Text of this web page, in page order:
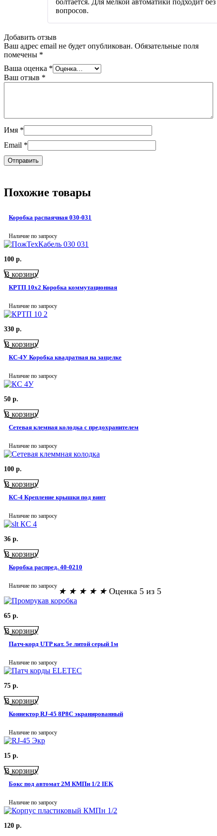
болтается. Для мелкой автоматики подходит без
вопросов.
Добавить отзыв
Ваш адрес email не будет опубликован. Обязательные поля
помечены *
Ваша оценка *
Ваш отзыв *
Имя *
Email *
Похожие товары
Коробка распаячная 030-031
Наличие по запросу
100 р.
В корзину
КРТП 10х2 Коробка коммутационная
Наличие по запросу
330 р.
В корзину
КС-4У Коробка квадратная на защелке
Наличие по запросу
50 р.
В корзину
Сетевая клемная колодка с предохранителем
Наличие по запросу
100 р.
В корзину
КС-4 Крепление крышки под винт
Наличие по запросу
36 р.
В корзину
Коробка распред. 40-0210
Наличие по запросу
★ ★ ★ ★ ★ Оценка 5 из 5
65 р.
В корзину
Патч-корд UTP кат. 5e литой серый 1м
Наличие по запросу
75 р.
В корзину
Коннектор RJ-45 8P8C экранированный
Наличие по запросу
15 р.
В корзину
Бокс под автомат 2М КМПн 1/2 IEK
Наличие по запросу
120 р.